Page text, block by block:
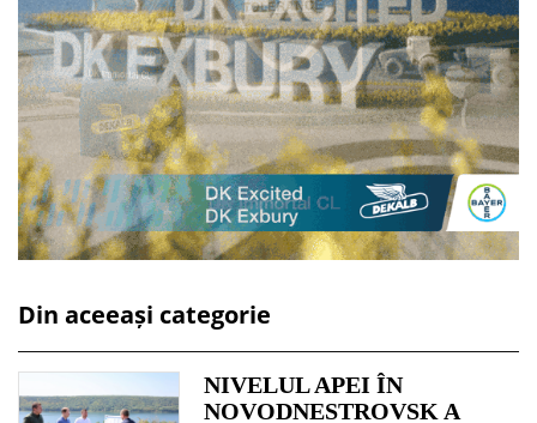
Din aceeași categorie
NIVELUL APEI ÎN
NOVODNESTROVSK A